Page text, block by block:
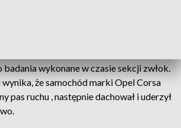
wykonane w czasie sekcji zwłok.
że samochód marki Opel Corsa
pas ruchu , następnie dachował i uderzył